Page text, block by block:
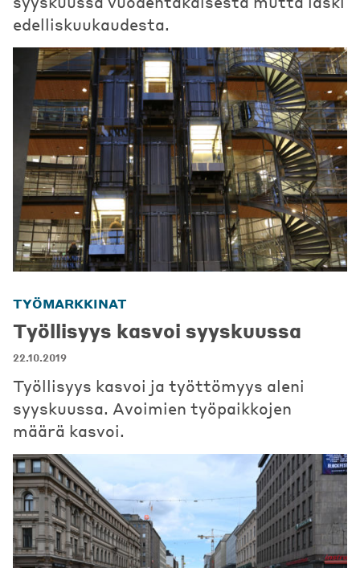
edelliskuukaudesta.
TYÖMARKKINAT
Työllisyys kasvoi syyskuussa
22.10.2019
Työllisyys kasvoi ja työttömyys aleni
syyskuussa. Avoimien työpaikkojen
määrä kasvoi.